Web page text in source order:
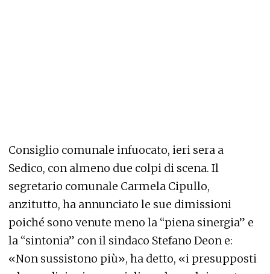
Consiglio comunale infuocato, ieri sera a
Sedico, con almeno due colpi di scena. Il
segretario comunale Carmela Cipullo,
anzitutto, ha annunciato le sue dimissioni
poiché sono venute meno la “piena sinergia” e
la “sintonia” con il sindaco Stefano Deon e:
«Non sussistono più», ha detto, «i presupposti